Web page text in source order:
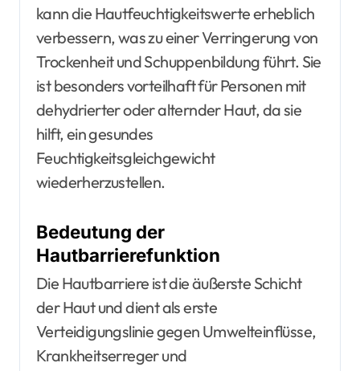
kann die Hautfeuchtigkeitswerte erheblich
verbessern, was zu einer Verringerung von
Trockenheit und Schuppenbildung führt. Sie
ist besonders vorteilhaft für Personen mit
dehydrierter oder alternder Haut, da sie
hilft, ein gesundes
Feuchtigkeitsgleichgewicht
wiederherzustellen.
Bedeutung der
Hautbarrierefunktion
Die Hautbarriere ist die äußerste Schicht
der Haut und dient als erste
Verteidigungslinie gegen Umwelteinflüsse,
Krankheitserreger und